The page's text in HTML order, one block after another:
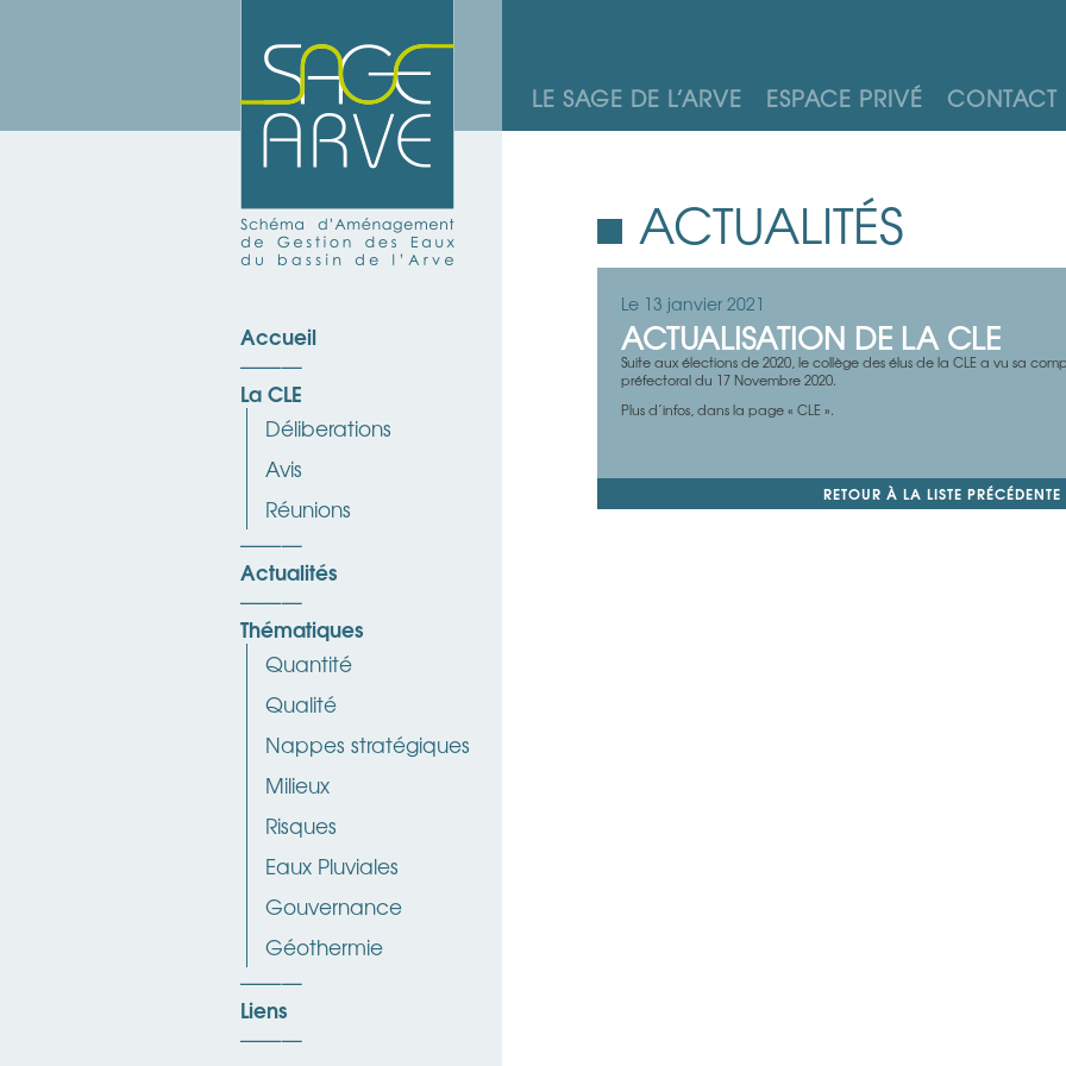
LE SAGE DE L’ARVE ESPACE PRIVÉ CONTACT
Accueil
La CLE
Déliberations
Avis
Réunions
Actualités
Thématiques
Quantité
Qualité
Nappes stratégiques
Milieux
Risques
Eaux Pluviales
Gouvernance
Géothermie
Liens
ACTUALITÉS
Le 13 janvier 2021
ACTUALISATION DE LA CLE
Suite aux élections de 2020, le collège des élus de la CLE a vu sa
préfectoral du 17 Novembre 2020.
Plus d’infos, dans la page « CLE ».
RETOUR À LA LISTE PRÉCÉDENTE